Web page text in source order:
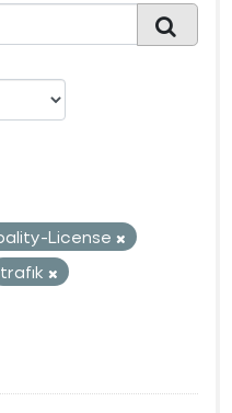
License
trafık